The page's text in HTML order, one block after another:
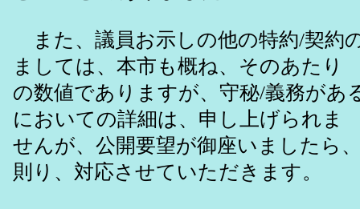
また、議員お示しの他の特約/契約
ましては、本市も概ね、そのあたり
の数値でありますが、守秘/義務があ
においての詳細は、申し上げられま
せんが、公開要望が御座いましたら
則り、対応させていただきます。